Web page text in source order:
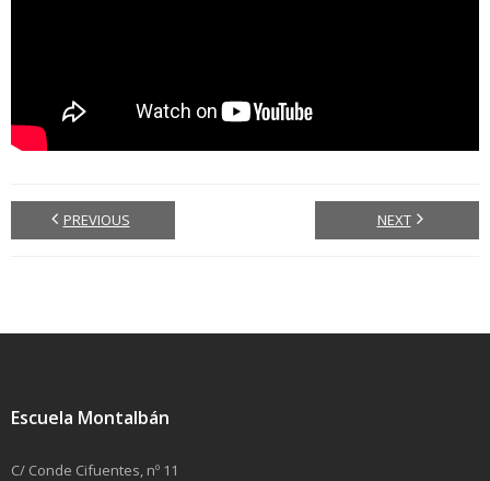
PREVIOUS NEXT
Escuela Montalbán
C/ Conde Cifuentes, nº 11